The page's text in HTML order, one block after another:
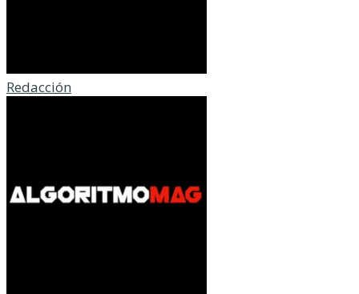
Redacción